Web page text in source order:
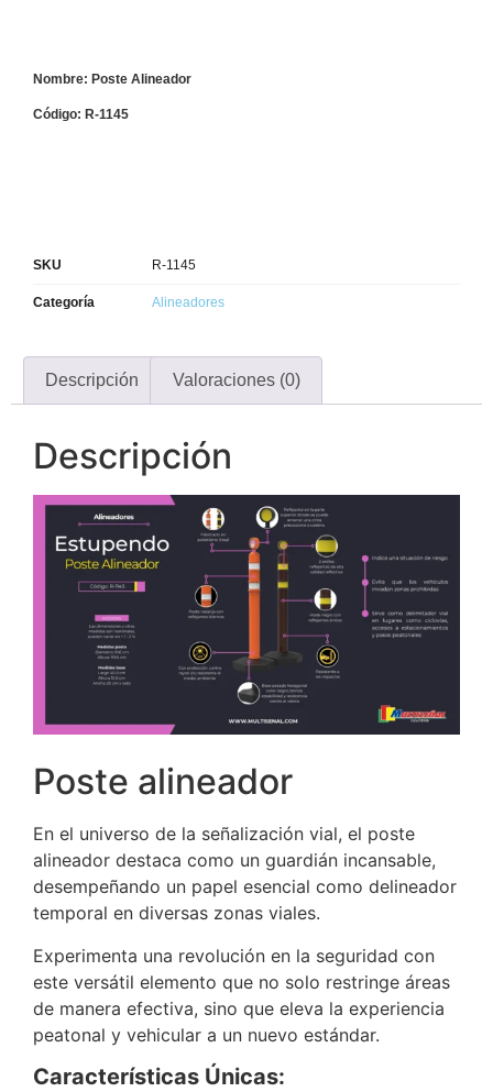
Nombre: Poste Alineador
Código: R-1145
SKU R-1145
Categoría Alineadores
Descripción Valoraciones (0)
Descripción
Poste alineador
En el universo de la señalización vial, el poste
alineador destaca como un guardián incansable,
desempeñando un papel esencial como delineador
temporal en diversas zonas viales.
Experimenta una revolución en la seguridad con
este versátil elemento que no solo restringe áreas
de manera efectiva, sino que eleva la experiencia
peatonal y vehicular a un nuevo estándar.
Características Únicas: